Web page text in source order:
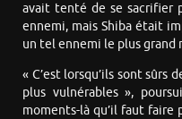
avait tenté de se sacrifier
ennemi, mais Shiba était
un tel ennemi le plus grand
« C’est lorsqu’ils sont sûrs
plus vulnérables »,
moments-là qu’il faut faire